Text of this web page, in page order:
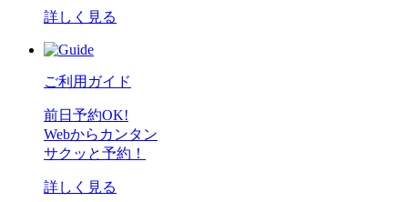
詳しく見る
ご利用ガイド
前日予約OK!
Webからカンタン
サクッと予約！
詳しく見る